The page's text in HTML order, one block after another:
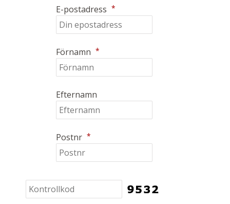
E-postadress *
Förnamn *
Efternamn
Postnr *